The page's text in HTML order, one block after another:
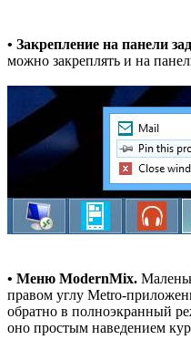
• Закрепление на панели
можно закреплять и на
• Меню ModernMix.
правом углу Metro-
обратно в полноэкранный
оно простым наведением